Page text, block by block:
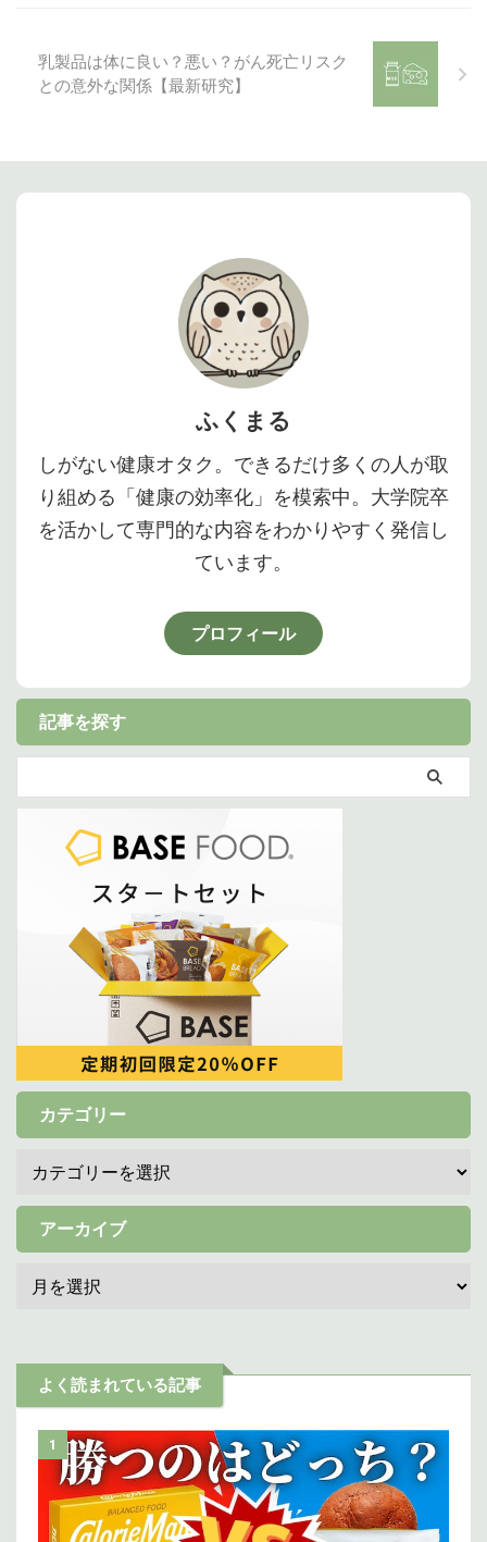
乳製品は体に良い？悪い？がん死亡リスク
との意外な関係【最新研究】
ふくまる
しがない健康オタク。できるだけ多くの人が取
り組める「健康の効率化」を模索中。大学院卒
を活かして専門的な内容をわかりやすく発信し
ています。
プロフィール
記事を探す
カテゴリー
アーカイブ
よく読まれている記事
1